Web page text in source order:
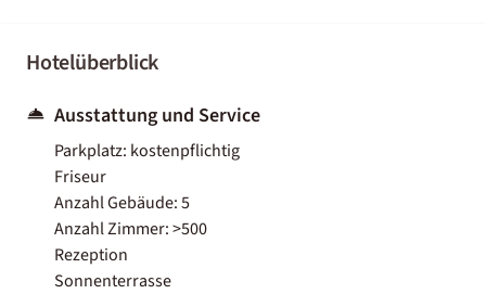
Hotelüberblick
Ausstattung und Service
Parkplatz: kostenpflichtig
Friseur
Anzahl Gebäude: 5
Anzahl Zimmer: >500
Rezeption
Sonnenterrasse